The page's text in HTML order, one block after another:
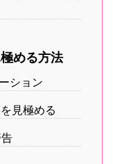
める方法
ション
見極める